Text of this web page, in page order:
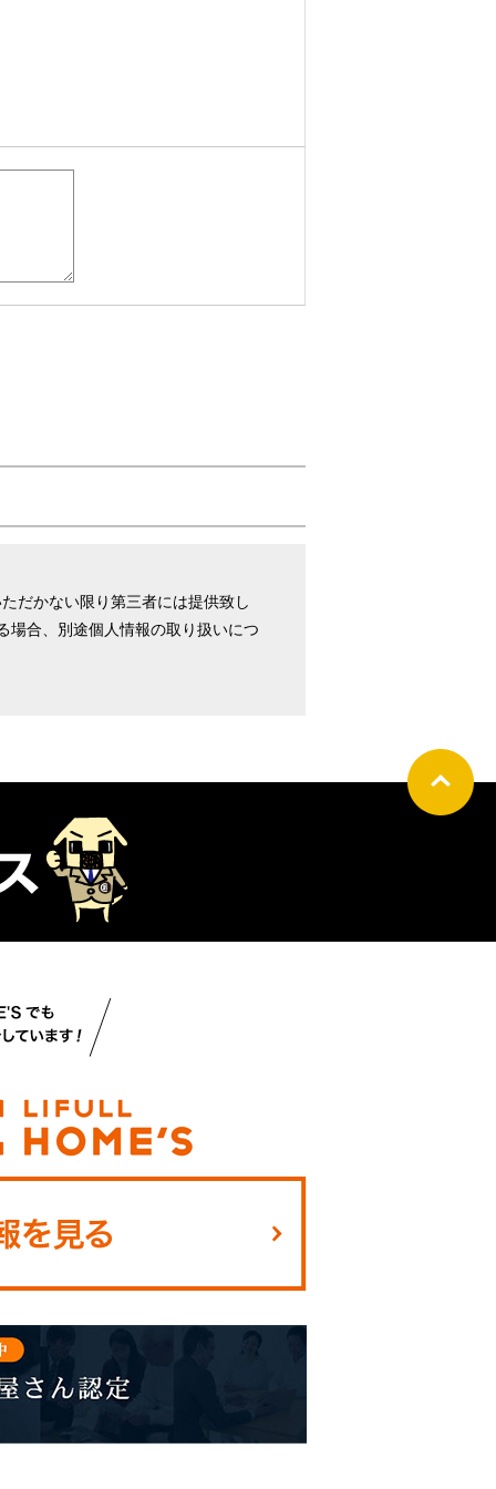
だかない限り第三者には提供致し
場合、別途個人情報の取り扱いにつ